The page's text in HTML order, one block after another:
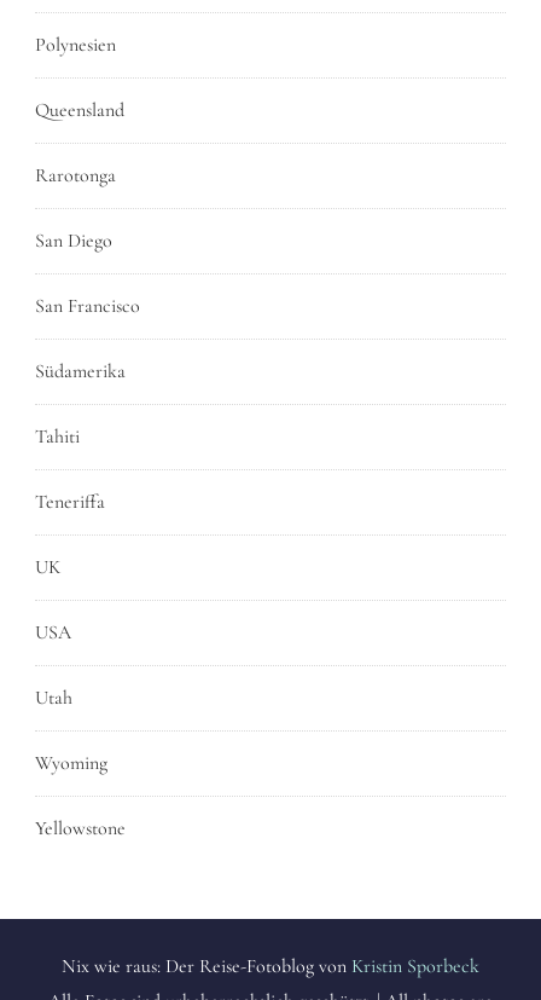
Polynesien
Queensland
Rarotonga
San Diego
San Francisco
Südamerika
Tahiti
Teneriffa
UK
USA
Utah
Wyoming
Yellowstone
Nix wie raus: Der Reise-Fotoblog von Kristin Sporbeck